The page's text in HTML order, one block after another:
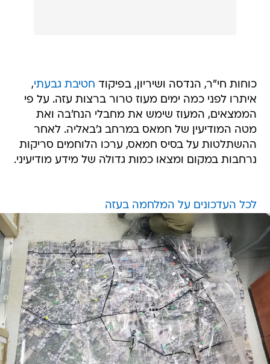
כוחות חי"ר, הנדסה ושיריון, בפיקוד חטיבת גבעתי,
איתרו לפני כמה ימים מעוז טרור ברצות עזה. על פי
הממצאים, המעוז שימש את מחבלי הנח'בה ואת
מטה המודיעין של חמאס במרחב ג'באליה. לאחר
ההשתלטות על בסיס חמאס, ערכו הלוחמים סריקות
נרחבות במקום ומצאו כמות גדולה של מידע מודיעיני.
לכל העדכונים על המלחמה בעזה